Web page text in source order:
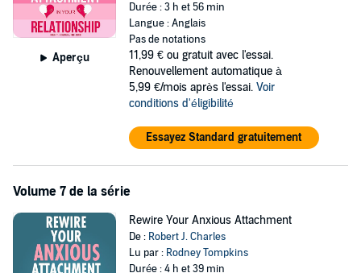
Aperçu
Durée : 3 h et 56 min
Langue : Anglais
Pas de notations
11,99 € ou gratuit avec l'essai.
Renouvellement automatique à
5,99 €/mois après l'essai. Voir
conditions d'éligibilité
Essayez Standard gratuitement
Volume 7 de la série
Rewire Your Anxious Attachment
De : Robert J. Charles
Lu par : Rodney Tompkins
Durée : 4 h et 39 min